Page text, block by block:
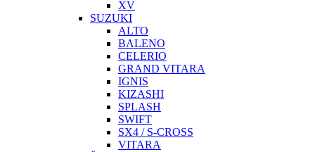
XV
SUZUKI
ALTO
BALENO
CELERIO
GRAND VITARA
IGNIS
KIZASHI
SPLASH
SWIFT
SX4 / S-CROSS
VITARA